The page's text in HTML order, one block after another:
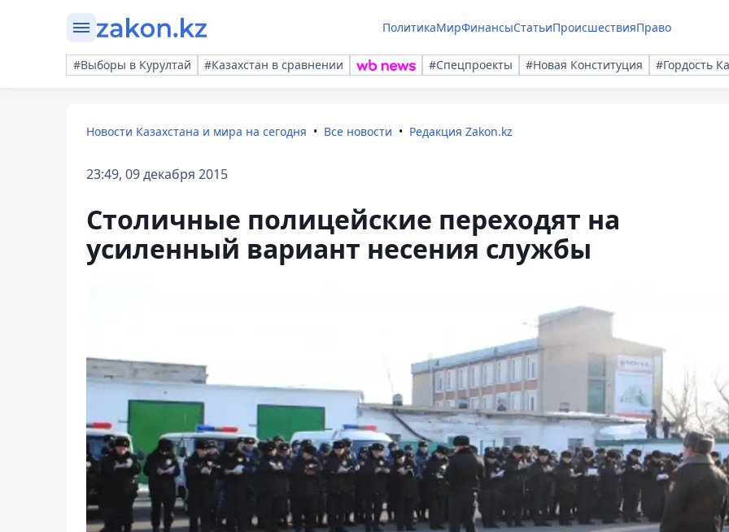
ПолитикаМирФинансыСтатьиПроисшествияПраво
#Выборы в Курултай #Казахстан в сравнении #Спецпроекты #Новая Конституция #Гордость
Новости Казахстана и мира на сегодня Все новости Редакция Zakon.kz
23:49, 09 декабря 2015
Столичные полицейские переходят на
усиленный вариант несения службы